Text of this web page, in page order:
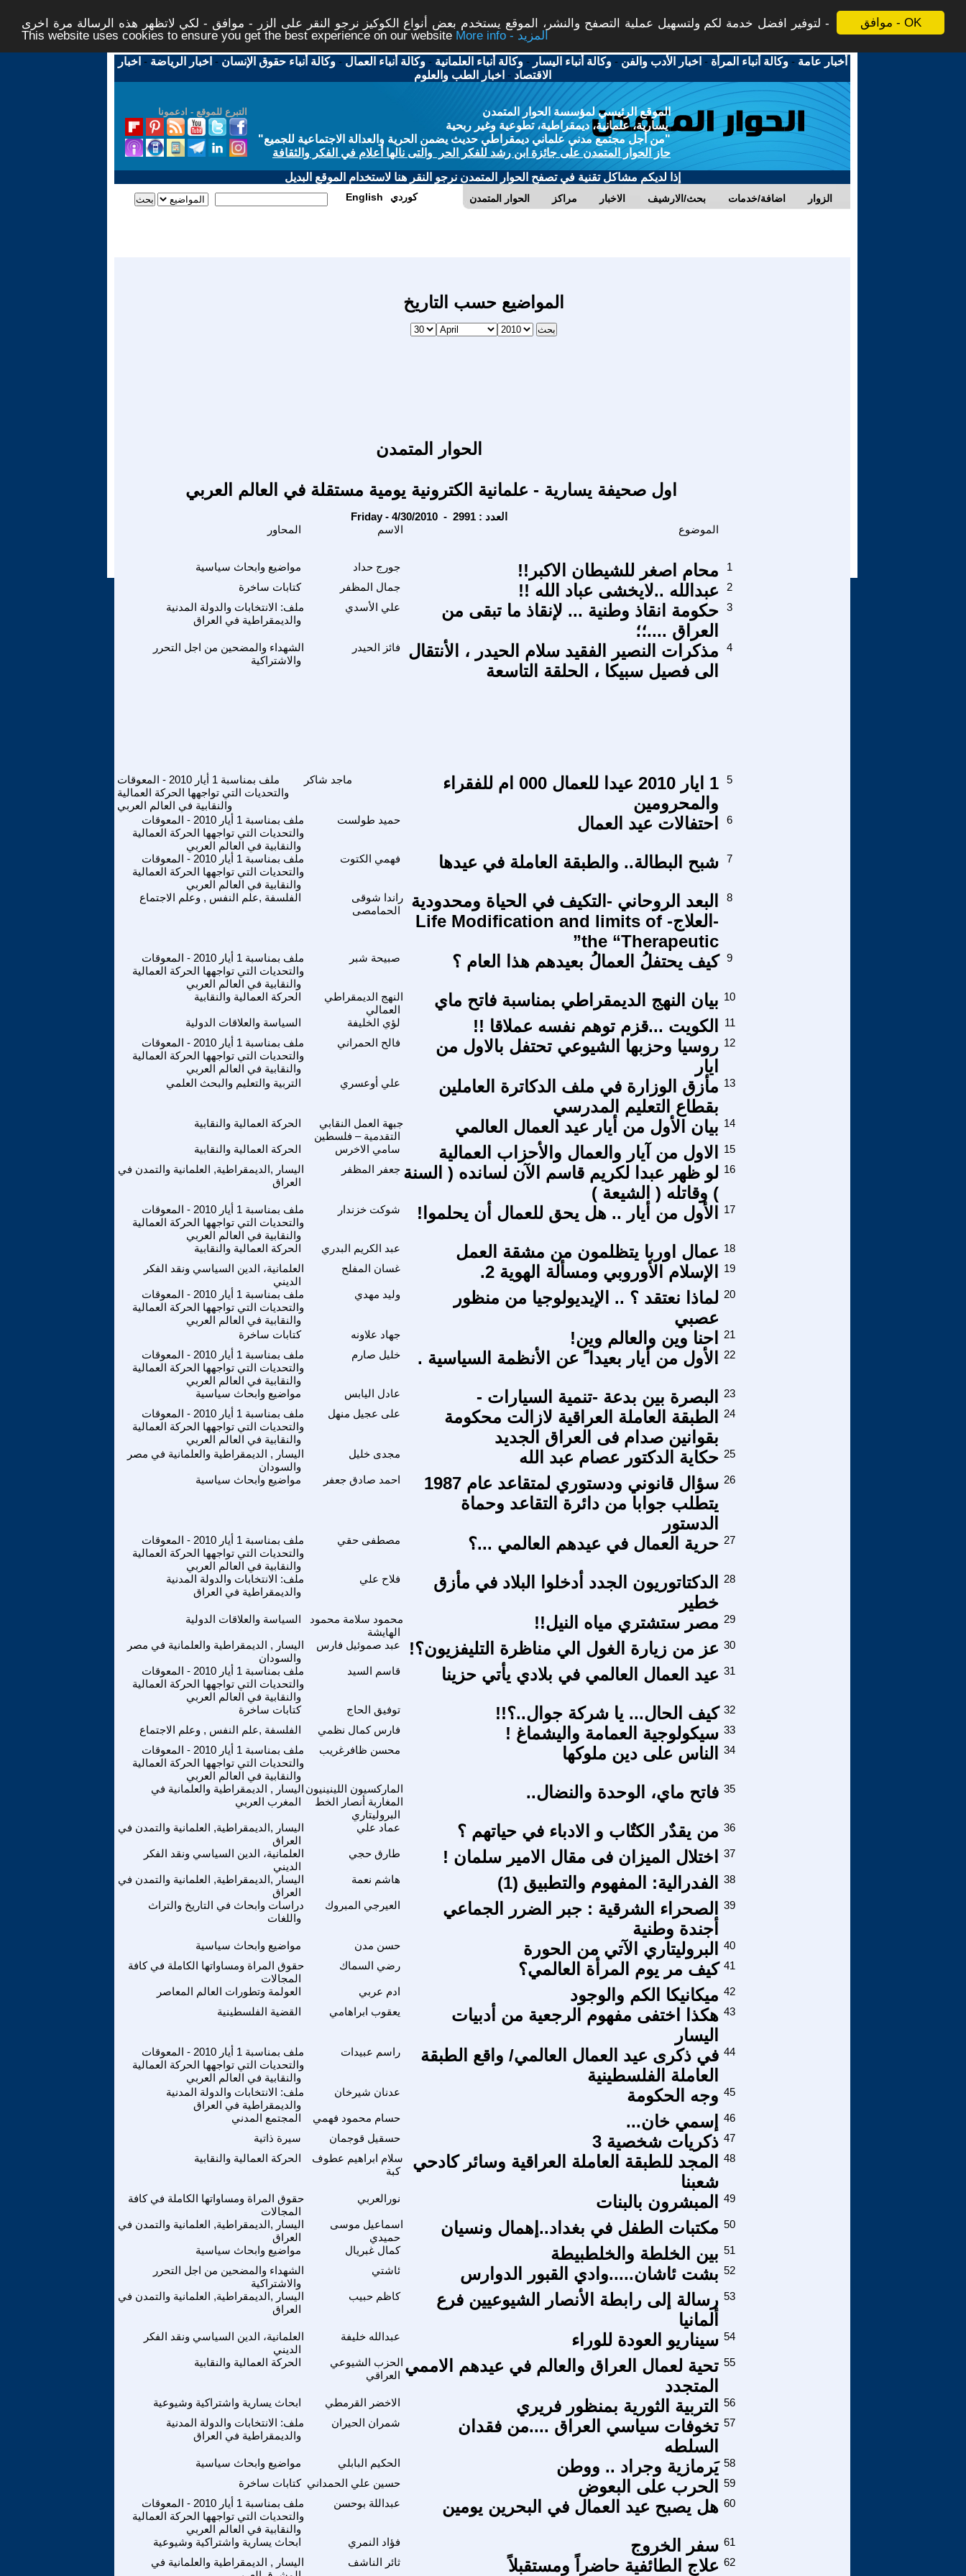
موافق - OK
لتوفير افضل خدمة لكم ولتسهيل عملية التصفح والنشر، الموقع يستخدم بعض أنواع الكوكيز نرجو النقر على الزر - موافق - لكي لاتظهر هذه الرسالة مرة اخرى -
This website uses cookies to ensure you get the best experience on our website
More info - المزيد
أخبار عامة -وكالة أنباء المرأة - اخبار الأدب والفن -وكالة أنباء اليسار -وكالة أنباء العلمانية -وكالة أنباء العمال -وكالة أنباء حقوق الإنسان - اخبار الرياضة - اخبار
الاقتصاد - اخبار الطب والعلوم
التبرع للموقع - ادعمونا
الموقع الرئيسي لمؤسسة الحوار المتمدن
يسارية، علمانية، ديمقراطية، تطوعية وغير ربحية
"من أجل مجتمع مدني علماني ديمقراطي حديث يضمن الحرية والعدالة الاجتماعية للجميع"
حاز الحوار المتمدن على جائزة ابن رشد للفكر الحر والتى نالها أعلام في الفكر والثقافة
إذا لديكم مشاكل تقنية في تصفح الحوار المتمدن نرجو النقر هنا لاستخدام الموقع البديل
الحوار المتمدن مراكز الاخبار بحث/الارشيف اضافة/خدمات الزوار English كوردي
المواضيع حسب التاريخ
الحوار المتمدن
اول صحيفة يسارية - علمانية الكترونية يومية مستقلة في العالم العربي
Friday - 4/30/2010 - العدد : 2991
الاسم الموضوع
مواضيع وابحاث سياسية جورج حداد محام اصغر للشيطان الاكبر!!
1
كتابات ساخرة
جمال المظفر عبدالله ..لايخشى عباد الله !!
2
ملف: الانتخابات والدولة المدنية
والديمقراطية في العراق
علي الأسدي
حكومة انقاذ وطنية ... لإنقاذ ما تبقى من
العراق ....؛؛
3
الشهداء والمضحين من اجل التحرر
والاشتراكية
فائز الحيدر
مذكرات النصير الفقيد سلام الحيدر ، الأنتقال
الى فصيل سبيكا ، الحلقة التاسعة
4
ملف بمناسبة 1 أيار 2010 - المعوقات
والتحديات التي تواجهها الحركة العمالية
والنقابية في العالم العربي
ماجد شاكر
1 ايار 2010 عيدا للعمال 000 ام للفقراء
والمحرومين
5
ملف بمناسبة 1 أيار 2010 - المعوقات
والتحديات التي تواجهها الحركة العمالية
والنقابية في العالم العربي
حميد طولست احتفالات عيد العمال 6
ملف بمناسبة 1 أيار 2010 - المعوقات
والتحديات التي تواجهها الحركة العمالية
والنقابية في العالم العربي
فهمي الكتوت شبح البطالة.. والطبقة العاملة في عيدها 7
الفلسفة ,علم النفس , وعلم الاجتماع
راندا شوقى
الحمامصى
البعد الروحاني -التكيف في الحياة ومحدودية
-العلاج- Life Modification and limits of
the “Therapeutic”
8
ملف بمناسبة 1 أيار 2010 - المعوقات
والتحديات التي تواجهها الحركة العمالية
والنقابية في العالم العربي
صبيحة شبر كيف يحتفلُ العمالُ بعيدهم هذا العام ؟ 9
الحركة العمالية والنقابية
النهج الديمقراطي
العمالي
بيان النهج الديمقراطي بمناسبة فاتح ماي 10
السياسة والعلاقات الدولية لؤي الخليفة الكويت ...قزم توهم نفسه عملاقا !!
11
ملف بمناسبة 1 أيار 2010 - المعوقات
والتحديات التي تواجهها الحركة العمالية
والنقابية في العالم العربي
فالح الحمراني
روسيا وحزبها الشيوعي تحتفل بالاول من
ايار
12
التربية والتعليم والبحث العلمي علي أوعسري
مأزق الوزارة في ملف الدكاترة العاملين
بقطاع التعليم المدرسي
13
الحركة العمالية والنقابية
جبهة العمل النقابي
التقدمية – فلسطين
بيان الأول من أيار عيد العمال العالمي 14
الحركة العمالية والنقابية سامي الاخرس الاول من آيار والعمال والأحزاب العمالية
15
اليسار ,الديمقراطية, العلمانية والتمدن في
العراق
جعفر المظفر لو ظهر عبدا لكريم قاسم الآن لسانده ( السنة
) وقاتله ( الشيعة )
16
ملف بمناسبة 1 أيار 2010 - المعوقات
والتحديات التي تواجهها الحركة العمالية
والنقابية في العالم العربي
شوكت خزندار الأول من أيار .. هل يحق للعمال أن يحلموا! 17
الحركة العمالية والنقابية عبد الكريم البدري عمال اوربا يتظلمون من مشقة العمل 18
العلمانية، الدين السياسي ونقد الفكر
الديني
غسان المفلح الإسلام الأوروبي ومسألة الهوية 2. 19
ملف بمناسبة 1 أيار 2010 - المعوقات
والتحديات التي تواجهها الحركة العمالية
والنقابية في العالم العربي
وليد مهدي
لماذا نعتقد ؟ .. الإيديولوجيا من منظور
عصبي
20
كتابات ساخرة جهاد علاونه احنا وين والعالم وين!
21
ملف بمناسبة 1 أيار 2010 - المعوقات
والتحديات التي تواجهها الحركة العمالية
والنقابية في العالم العربي
خليل صارم الأول من أيار بعيدا ً عن الأنظمة السياسية . 22
مواضيع وابحاث سياسية عادل اليابس البصرة بين بدعة -تنمية السيارات -
23
ملف بمناسبة 1 أيار 2010 - المعوقات
والتحديات التي تواجهها الحركة العمالية
والنقابية في العالم العربي
على عجيل منهل
الطبقة العاملة العراقية لازالت محكومة
بقوانين صدام فى العراق الجديد
24
اليسار , الديمقراطية والعلمانية في مصر
والسودان
مجدى خليل حكاية الدكتور عصام عبد الله 25
مواضيع وابحاث سياسية احمد صادق جعفر
سؤال قانوني ودستوري لمتقاعد عام 1987
يتطلب جوابا من دائرة التقاعد وحماة
الدستور
26
ملف بمناسبة 1 أيار 2010 - المعوقات
والتحديات التي تواجهها الحركة العمالية
والنقابية في العالم العربي
مصطفى حقي حرية العمال في عيدهم العالمي ...؟ 27
ملف: الانتخابات والدولة المدنية
والديمقراطية في العراق
فلاح علي
الدكتاتوريون الجدد أدخلوا البلاد في مأزق
خطير
28
السياسة والعلاقات الدولية
محمود سلامة محمود
الهايشة
مصر ستشتري مياه النيل!! 29
اليسار , الديمقراطية والعلمانية في مصر
والسودان
عبد صموئيل فارس عز من زيارة الغول الي مناظرة التليفزيون؟! 30
ملف بمناسبة 1 أيار 2010 - المعوقات
والتحديات التي تواجهها الحركة العمالية
والنقابية في العالم العربي
قاسم السيد عيد العمال العالمي في بلادي يأتي حزينا 31
كتابات ساخرة توفيق الحاج كيف الحال... يا شركة جوال..؟!! 32
الفلسفة ,علم النفس , وعلم الاجتماع
فارس كمال نظمي سيكولوجية العمامة واليشماغ ! 33
ملف بمناسبة 1 أيار 2010 - المعوقات
والتحديات التي تواجهها الحركة العمالية
والنقابية في العالم العربي
محسن ظافرغريب الناس على دين ملوكها 34
اليسار , الديمقراطية والعلمانية في
المغرب العربي
الماركسيون اللينينيون
المغاربة أنصار الخط
البروليتاري
فاتح ماي، الوحدة والنضال.. 35
اليسار ,الديمقراطية, العلمانية والتمدن في
العراق
عماد علي من يقدٌر الكتٌاب و الادباء في حياتهم ؟ 36
العلمانية، الدين السياسي ونقد الفكر
الديني
طارق حجي اختلال الميزان فى مقال الامير سلمان ! 37
اليسار ,الديمقراطية, العلمانية والتمدن في
العراق
هاشم نعمة الفدرالية: المفهوم والتطبيق (1) 38
دراسات وابحاث في التاريخ والتراث
واللغات
العيرجي المبروك
الصحراء الشرقية : جبر الضرر الجماعي
أجندة وطنية
39
مواضيع وابحاث سياسية حسن مدن البروليتاري الآتي من الحورة
40
حقوق المراة ومساواتها الكاملة في كافة
المجالات
رضي السماك كيف مر يوم المرأة العالمي؟ 41
العولمة وتطورات العالم المعاصر ادم عربي ميكانيكا الكم والوجود 42
القضية الفلسطينية
يعقوب ابراهامي
هكذا اختفى مفهوم الرجعية من أدبيات
اليسار
43
ملف بمناسبة 1 أيار 2010 - المعوقات
والتحديات التي تواجهها الحركة العمالية
والنقابية في العالم العربي
راسم عبيدات
في ذكرى عيد العمال العالمي/ واقع الطبقة
العاملة الفلسطينية
44
ملف: الانتخابات والدولة المدنية
والديمقراطية في العراق
عدنان شيرخان وجه الحكومة 45
المجتمع المدني حسام محمود فهمي إسمي خان...
46
سيرة ذاتية
حسقيل قوجمان ذكريات شخصية 3 47
الحركة العمالية والنقابية
سلام ابراهيم عطوف
كبة
المجد للطبقة العاملة العراقية وسائر كادحي
شعبنا
48
حقوق المراة ومساواتها الكاملة في كافة
المجالات
نورالعربي المبشرون بالبنات 49
اليسار ,الديمقراطية, العلمانية والتمدن في
العراق
اسماعيل موسى
حميدي
مكتبات الطفل في بغداد..إهمال ونسيان 50
مواضيع وابحاث سياسية كمال غبريال بين الخلطة والخلطبيطة 51
الشهداء والمضحين من اجل التحرر
والاشتراكية
ئاشتي بشت ئاشان.....وادي القبور الدوارس 52
اليسار ,الديمقراطية, العلمانية والتمدن في
العراق
كاظم حبيب
رسالة إلى رابطة الأنصار الشيوعيين فرع
ألمانيا
53
العلمانية، الدين السياسي ونقد الفكر
الديني
عبدالله خليفة سيناريو العودة للوراء 54
الحركة العمالية والنقابية
الحزب الشيوعي
العراقي تحية لعمال العراق والعالم في عيدهم الاممي
المتجدد
55
ابحاث يسارية واشتراكية وشيوعية الاخضر القرمطي التربية الثورية بمنظور فريري
56
ملف: الانتخابات والدولة المدنية
والديمقراطية في العراق
شمران الحيران
تخوفات سياسي العراق ....من فقدان
السلطه
57
مواضيع وابحاث سياسية الحكيم البابلي يَرمازية وجراد .. ووطن 58
كتابات ساخرة حسين علي الحمداني الحرب على البعوض
59
ملف بمناسبة 1 أيار 2010 - المعوقات
والتحديات التي تواجهها الحركة العمالية
والنقابية في العالم العربي
عبداللة بوحسن هل يصبح عيد العمال في البحرين يومين 60
ابحاث يسارية واشتراكية وشيوعية فؤاد النمري سفر الخروج 61
اليسار , الديمقراطية والعلمانية في
ثائر الناشف علاج الطائفية حاضراً ومستقبلاً 62